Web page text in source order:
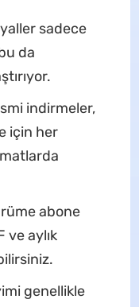
sadece
da
indirmeler,
için her
abone
ve aylık
genellikle